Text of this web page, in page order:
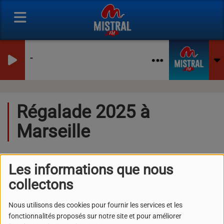
Les informations que nous
collectons
Nous utilisons des cookies pour fournir les services et les
fonctionnalités proposés sur notre site et pour améliorer
-
Régalade 2025 à
Marseille